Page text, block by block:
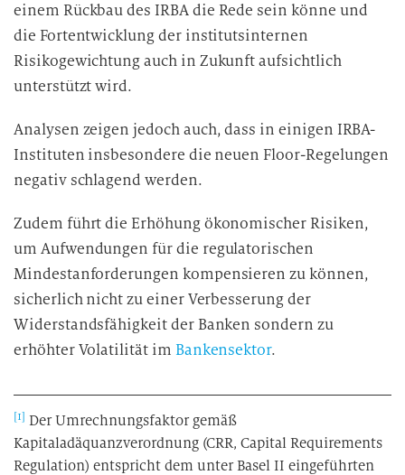
einem Rückbau des IRBA die Rede sein könne und
die Fortentwicklung der institutsinternen
Risikogewichtung auch in Zukunft aufsichtlich
unterstützt wird.
Analysen zeigen jedoch auch, dass in einigen IRBA-
Instituten insbesondere die neuen Floor-Regelungen
negativ schlagend werden.
Zudem führt die Erhöhung ökonomischer Risiken,
um Aufwendungen für die regulatorischen
Mindestanforderungen kompensieren zu können,
sicherlich nicht zu einer Verbesserung der
Widerstandsfähigkeit der Banken sondern zu
erhöhter Volatilität im Bankensektor.
[1] Der Umrechnungsfaktor gemäß
Kapitaladäquanzverordnung (CRR, Capital Requirements
Regulation) entspricht dem unter Basel II eingeführten